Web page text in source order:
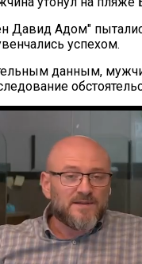
Давид Адом"
успехом.
данным,